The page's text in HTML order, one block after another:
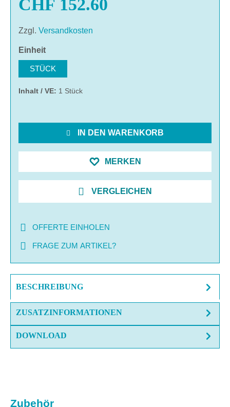
CHF 152.60
Zzgl. Versandkosten
Einheitauswählen
STÜCK
Inhalt / VE: 1 Stück
IN DEN WARENKORB
MERKEN
VERGLEICHEN
OFFERTE EINHOLEN
FRAGE ZUM ARTIKEL?
BESCHREIBUNG
ZUSATZINFORMATIONEN
DOWNLOAD
Produktgalerie überspringen
Zubehör